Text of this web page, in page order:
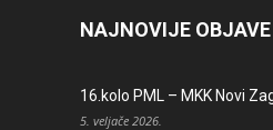
NAJNOVIJE OBJAVE
16.kolo PML – MKK Novi
5. veljače 2026.